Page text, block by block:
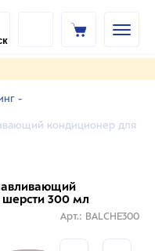
-
кондиционер для
шерсти 300 мл
Арт.: BALCHE300